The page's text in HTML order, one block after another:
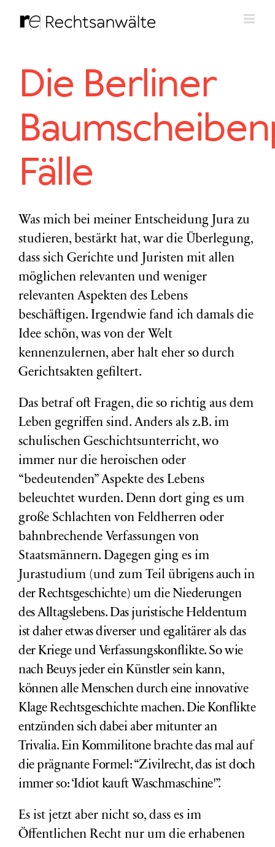
Inhalt
Die Berliner
Fälle
Was mich bei meiner Entscheidung Jura zu
studieren, bestärkt hat, war die Überlegung,
dass sich Gerichte und Juristen mit allen
möglichen relevanten und weniger
relevanten Aspekten des Lebens
beschäftigen. Irgendwie fand ich damals die
Idee schön, was von der Welt
kennenzulernen, aber halt eher so durch
Gerichtsakten gefiltert.
Das betraf oft Fragen, die so richtig aus dem
Leben gegriffen sind. Anders als z.B. im
schulischen Geschichtsunterricht, wo
immer nur die heroischen oder
“bedeutenden” Aspekte des Lebens
beleuchtet wurden. Denn dort ging es um
große Schlachten von Feldherren oder
bahnbrechende Verfassungen von
Staatsmännern. Dagegen ging es im
Jurastudium (und zum Teil übrigens auch in
der Rechtsgeschichte) um die Niederungen
des Alltagslebens. Das juristische Heldentum
ist daher etwas diverser und egalitärer als das
der Kriege und Verfassungskonflikte. So wie
nach Beuys jeder ein Künstler sein kann,
können alle Menschen durch eine innovative
Klage Rechtsgeschichte machen. Die Konflikte
entzünden sich dabei aber mitunter an
Trivalia. Ein Kommilitone brachte das mal auf
die prägnante Formel: “Zivilrecht, das ist doch
immer so: ‘Idiot kauft Waschmaschine'”.
Es ist jetzt aber nicht so, dass es im
Öffentlichen Recht nur um die erhabenen